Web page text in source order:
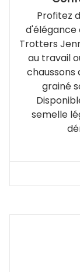
Profitez
d'élégance
Trotters
au travail
grainé
semelle